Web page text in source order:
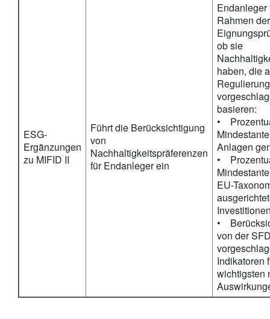
ESG-
Ergänzungen
zu MIFID II
Führt die Berücksichtigung
von
Nachhaltigkeitspräferenzen
für Endanleger ein
Rahmen der
ob sie
haben, die
basieren:
•
Anlagen
•
EU-
•
von der
Indikatoren
wichtigsten